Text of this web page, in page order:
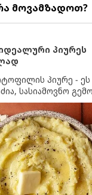
მოვამზადოთ?
პიურეს
პიურე - ეს
სასიამოვნო
ფერით. მისი
მაგრამ არსებობს
უნდა
გემრიელი